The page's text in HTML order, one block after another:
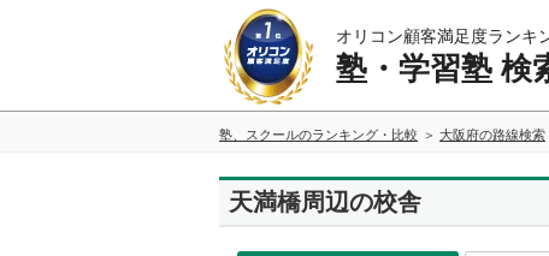
オリコン顧客満足度ランキ
塾・学習塾 検
塾、スクールのランキング・比較 大阪府の路線検索
天満橋周辺の校舎